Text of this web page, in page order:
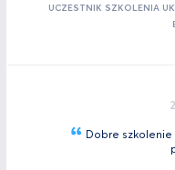
UCZESTNIK SZKOLENIA
Dobre szkolenie